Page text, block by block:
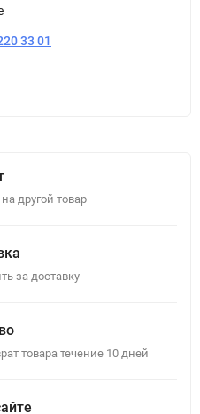
33 01
другой товар
за доставку
товара течение 10 дней